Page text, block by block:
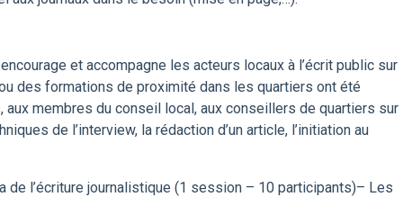
et accompagne les acteurs locaux à l’écrit public sur
des formations de proximité dans les quartiers ont été
membres du conseil local, aux conseillers de quartiers sur
de l’interview, la rédaction d’un article, l’initiation au
de l’écriture journalistique (1 session – 10 participants)– Les